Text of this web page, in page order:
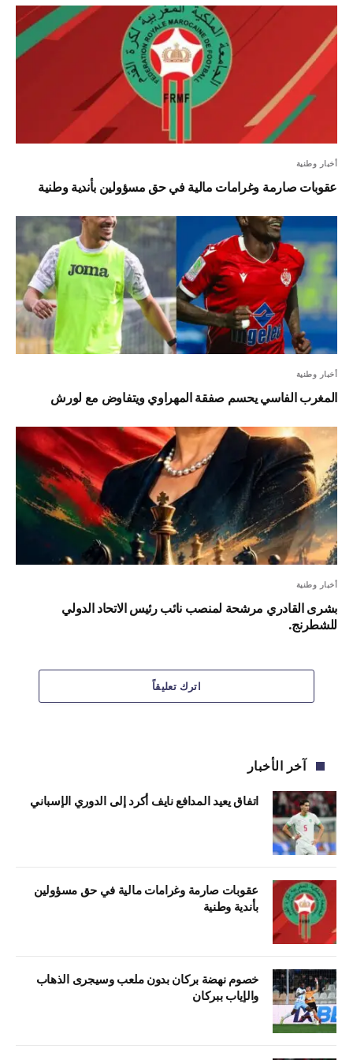
أخبار وطنية
عقوبات صارمة وغرامات مالية في حق مسؤولين بأندية وطنية
أخبار وطنية
المغرب الفاسي يحسم صفقة المهراوي ويتفاوض مع لورش
أخبار وطنية
بشرى القادري مرشحة لمنصب نائب رئيس الاتحاد الدولي
للشطرنج.
اترك تعليقاً
آخر الأخبار
اتفاق يعيد المدافع نايف أكرد إلى الدوري الإسباني
عقوبات صارمة وغرامات مالية في حق مسؤولين
بأندية وطنية
خصوم نهضة بركان بدون ملعب وسيجرى الذهاب
والإياب ببركان